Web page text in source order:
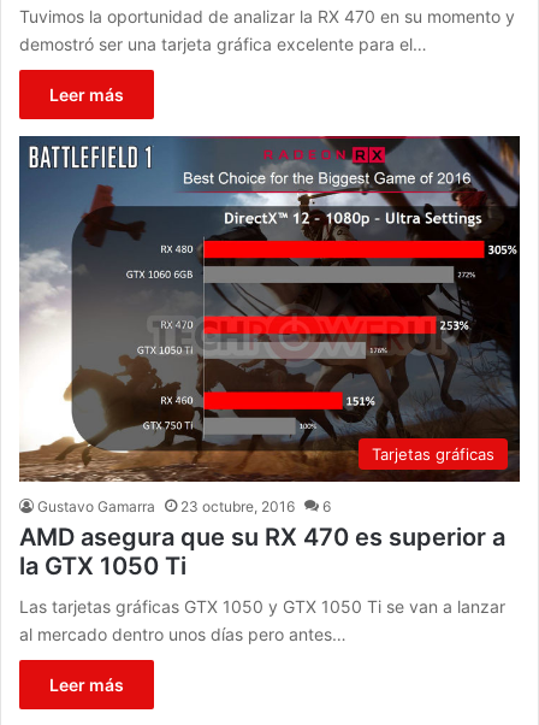
Tuvimos la oportunidad de analizar la RX 470 en su momento y
demostró ser una tarjeta gráfica excelente para el…
Leer más
Tarjetas gráficas
Gustavo Gamarra 23 octubre, 2016 6
AMD asegura que su RX 470 es superior a
la GTX 1050 Ti
Las tarjetas gráficas GTX 1050 y GTX 1050 Ti se van a lanzar
al mercado dentro unos días pero antes…
Leer más